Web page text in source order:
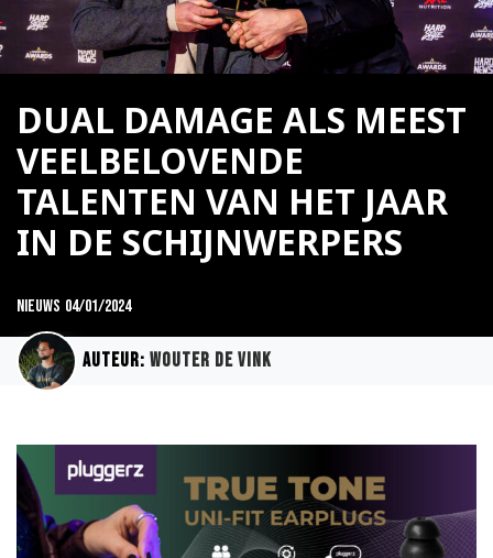
DUAL DAMAGE ALS MEEST
VEELBELOVENDE
TALENTEN VAN HET JAAR
IN DE SCHIJNWERPERS
Nieuws 04/01/2024
Auteur: Wouter de Vink